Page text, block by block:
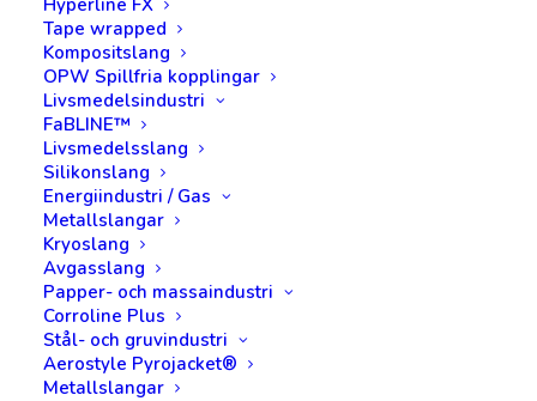
Hyperline FX
Tape wrapped
Kompositslang
OPW Spillfria kopplingar
Livsmedelsindustri
FaBLINE™
Livsmedelsslang
Silikonslang
Energiindustri / Gas
Metallslangar
Kryoslang
Avgasslang
Papper- och massaindustri
Corroline Plus
Stål- och gruvindustri
Aerostyle Pyrojacket®
Metallslangar
metallslang, kompositslang och
kompensatorer för krävande processer. Alltid
skräddarsydda lösningar och snabba
leveranser.
Kontakta oss så hjälper vi dig!
Förfrågningar:
Order:order@euroflon.se
Kvalitet: quality@euroflon.se